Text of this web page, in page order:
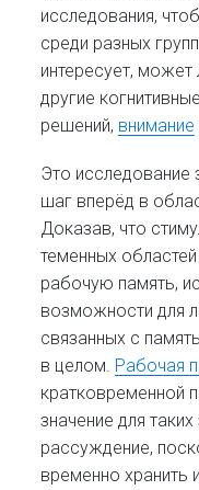
исследования,
среди разных
интересует, может
другие
решений, внимание
Это исследование
шаг вперёд в
Доказав, что
теменных
рабочую память,
возможности для
связанных с
в целом. Рабочая
кратковременной
значение для
рассуждение,
временно хранить